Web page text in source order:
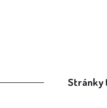
Stránky